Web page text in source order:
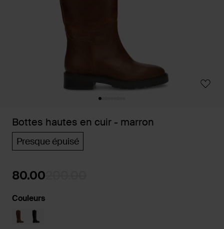
Bottes hautes en cuir - marron
Presque épuisé
80.00
Couleurs